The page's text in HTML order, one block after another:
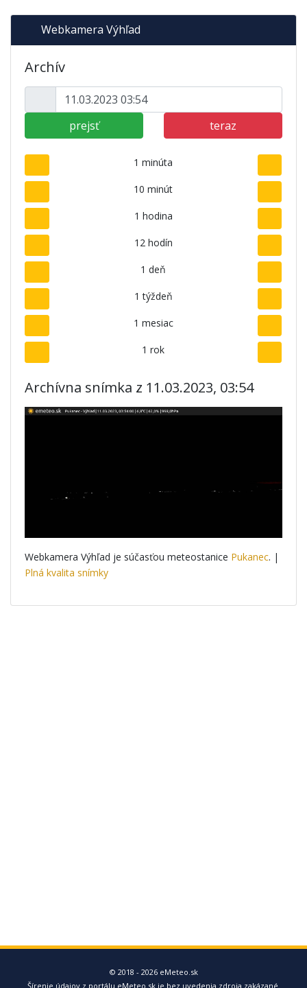
Webkamera Výhľad
Archív
prejsť teraz
1 minúta
10 minút
1 hodina
12 hodín
1 deň
1 týždeň
1 mesiac
1 rok
Archívna snímka z 11.03.2023, 03:54
Webkamera Výhľad je súčasťou meteostanice Pukanec. |
Plná kvalita snímky
© 2018 - 2026 eMeteo.sk
Šírenie údajov z portálu eMeteo.sk je bez uvedenia zdroja zakázané.